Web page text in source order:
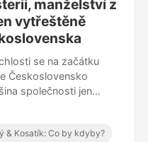
manželství z
vytřeštěně
se na začátku
Československo
společnosti jen
let, rozpadu
jsme si tehdy nezničili
& Kosatík: Co by kdyby?